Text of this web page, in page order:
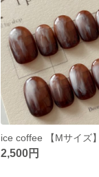
ice coffee 【Mサイズ】
2,500円